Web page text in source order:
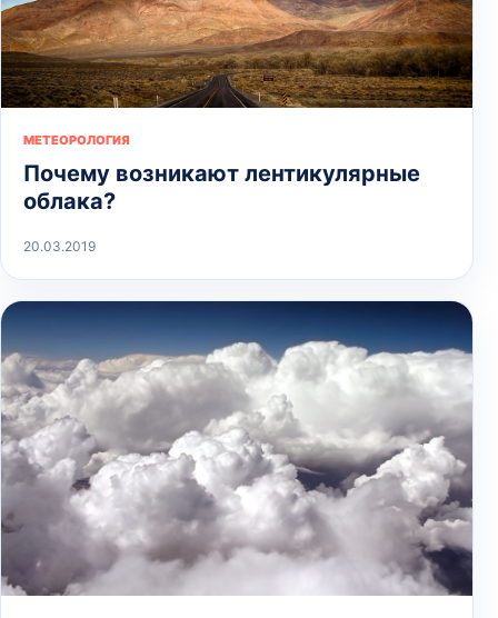
МЕТЕОРОЛОГИЯ
Почему возникают лентикулярные
облака?
20.03.2019